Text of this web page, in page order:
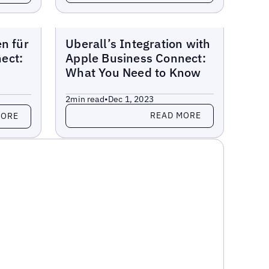
für
Uberall’s Integration with
Apple Business Connect:
What You Need to Know
2min read•Dec 1, 2023
Read more READ MORE